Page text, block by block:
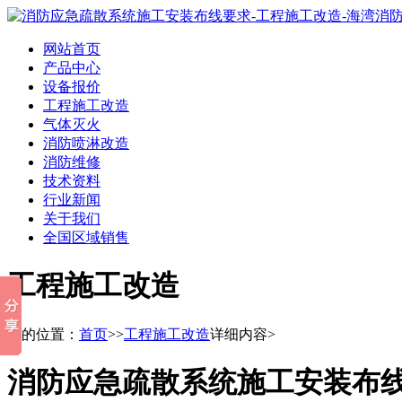
网站首页
产品中心
设备报价
工程施工改造
气体灭火
消防喷淋改造
消防维修
技术资料
行业新闻
关于我们
全国区域销售
工程施工改造
您的位置： 首页>>工程施工改造详细内容>
消防应急疏散系统施工安装布